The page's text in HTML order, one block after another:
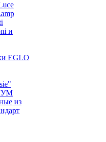
и
EGLO
из